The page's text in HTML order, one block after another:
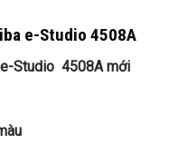
e-Studio 4508A
Studio 4508A mới